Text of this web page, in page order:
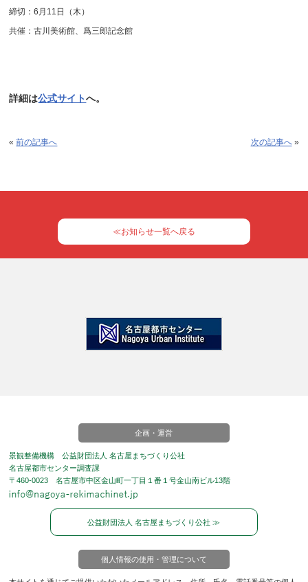
締切：6月11日（木）
共催：古川美術館、爲三郎記念館
詳細は公式サイトへ。
«前の記事へ 次の記事へ»
≪お知らせ一覧へ戻る
企画・運営
景観整備機構 公益財団法人 名古屋まちづくり公社
名古屋都市センター調査課
〒460-0023 名古屋市中区金山町一丁目１番１号金山南ビル13階
公益財団法人 名古屋まちづくり公社 ≫
個人情報の使用・管理について